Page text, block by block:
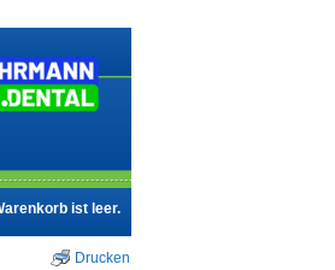
ist leer.
Drucken